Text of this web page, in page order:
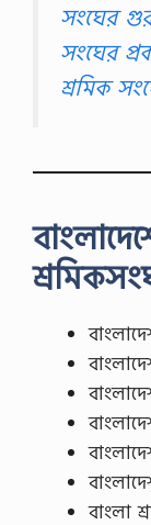
সংঘের
সংঘের
শ্রমিক
বাংলা